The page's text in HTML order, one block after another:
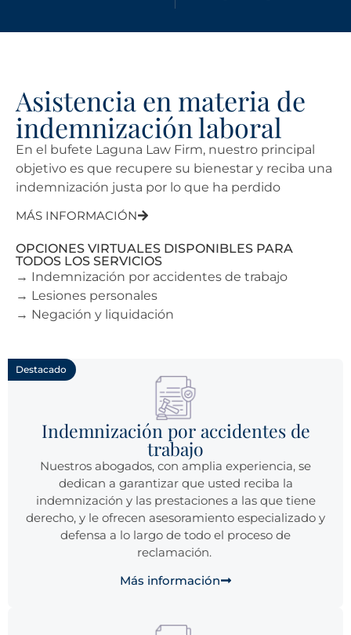
Asistencia en materia de
indemnización laboral
En el bufete Laguna Law Firm, nuestro principal
objetivo es que recupere su bienestar y reciba una
indemnización justa por lo que ha perdido
MÁS INFORMACIÓN
OPCIONES VIRTUALES DISPONIBLES PARA
TODOS LOS SERVICIOS
→ Indemnización por accidentes de trabajo
→ Lesiones personales
→ Negación y liquidación
Destacado
Indemnización por accidentes de
trabajo
Nuestros abogados, con amplia experiencia, se
dedican a garantizar que usted reciba la
indemnización y las prestaciones a las que tiene
derecho, y le ofrecen asesoramiento especializado y
defensa a lo largo de todo el proceso de
reclamación.
Más información